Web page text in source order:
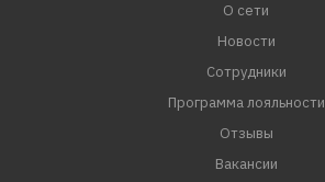
О сети
Новости
Сотрудники
Программа лояльности
Отзывы
Вакансии